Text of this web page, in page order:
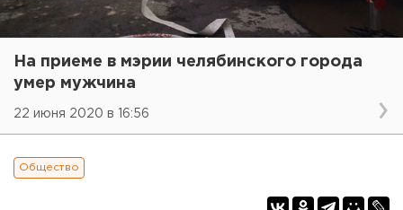
На приеме в мэрии челябинского города
умер мужчина
22 июня 2020 в 16:56
Общество